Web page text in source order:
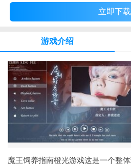
立即下载
游戏介绍
魔王饲养指南橙光游戏这是一个整